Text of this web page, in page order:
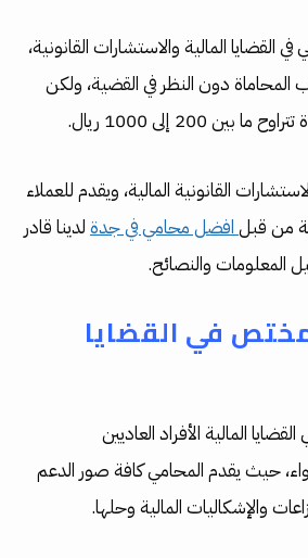
القضايا المالية والاستشارات القانونية،
دون النظر في القضية، ولكن
200 إلى 1000 ريال.
القانونية المالية، ويقدم للعملاء
من قبل افضل محامي في جدة لدينا قادر
والنصائح.
في القضايا
المالية الأفراد العاديين
حيث يقدم المحامي كافة صور الدعم
والإشكاليات المالية وحلها.